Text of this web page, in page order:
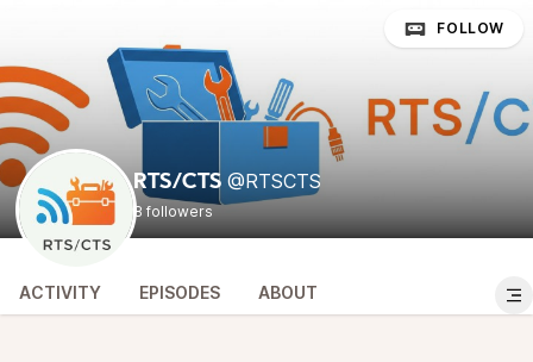
RTS/CTS @RTSCTS
8 followers
FOLLOW
ACTIVITY EPISODES ABOUT